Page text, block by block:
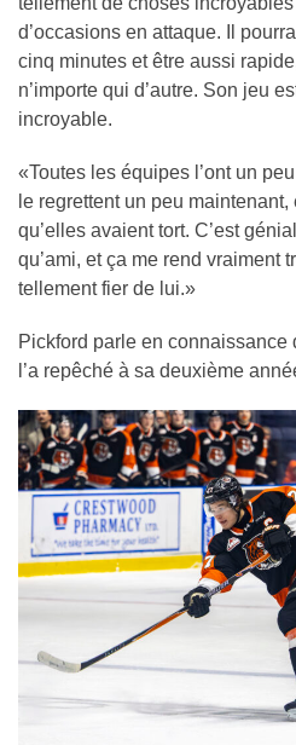
d’occasions en attaque. Il
cinq minutes et être aussi
n’importe qui d’autre. Son jeu
incroyable.
«Toutes les équipes l’ont un
le regrettent un peu
qu’elles avaient tort. C’est
qu’ami, et ça me rend vraiment
tellement fier de lui.»
Pickford parle en connaissance
l’a repêché à sa deuxième